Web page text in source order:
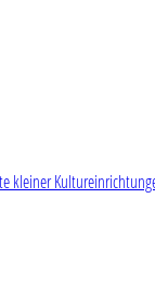
kleiner